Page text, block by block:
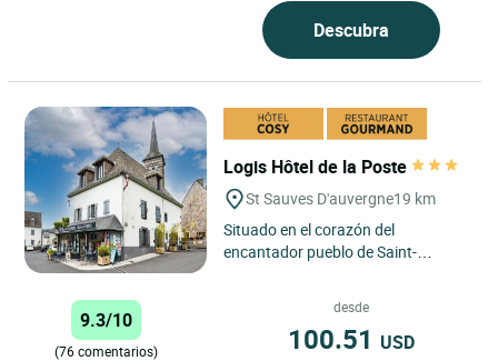
Descubra
Logis Hôtel de la Poste
St Sauves D'auvergne19 km
Situado en el corazón del
encantador pueblo de Saint-
9.3/10
(76 comentarios)
desde
100.51 USD